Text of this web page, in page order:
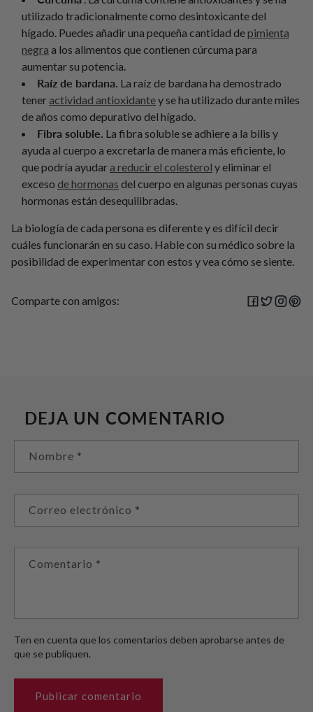
utilizado tradicionalmente como desintoxicante del
hígado. Puedes añadir una pequeña cantidad depimienta
negra a los alimentos que contienen cúrcuma para
aumentar su potencia.
Raíz de bardana. La raíz de bardana ha demostrado
tener actividad antioxidantey se ha utilizado durante miles
de años como depurativo del hígado.
Fibra soluble. La fibra soluble se adhiere a la bilis y
ayuda al cuerpo a excretarla de manera más eficiente, lo
que podría ayudar a reducir el colesterol y eliminar el
exceso de hormonas del cuerpo en algunas personas cuyas
hormonas están desequilibradas.
La biología de cada persona es diferente y es difícil decir
cuáles funcionarán en su caso. Hable con su médico sobre la
posibilidad de experimentar con estos y vea cómo se siente.
Comparte con amigos:
DEJA UN COMENTARIO
Nombre *
Correo electrónico *
Comentario *
Ten en cuenta que los comentarios deben aprobarse antes de
que se publiquen.